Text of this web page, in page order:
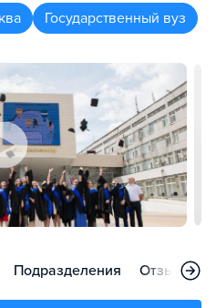
Государственный вуз
Подразделения Отзывы